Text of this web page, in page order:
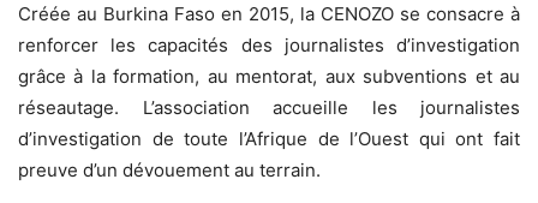
Créée au Burkina Faso en 2015, la CENOZO se consacre à
renforcer les capacités des journalistes d’investigation
grâce à la formation, au mentorat, aux subventions et au
réseautage. L’association accueille les journalistes
d’investigation de toute l’Afrique de l’Ouest qui ont fait
preuve d’un dévouement au terrain.